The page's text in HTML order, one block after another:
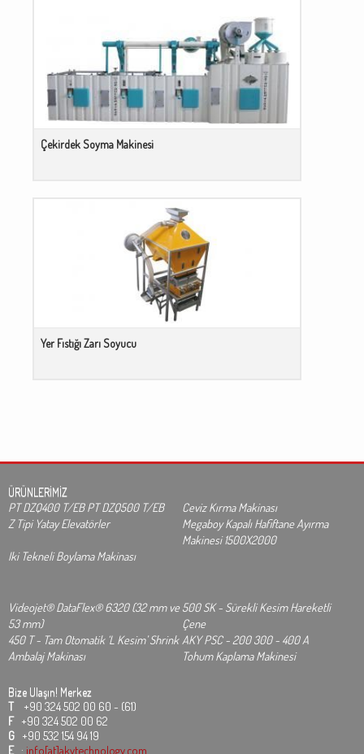
Çekirdek Soyma Makinesi
Yer Fıstığı Zarı Soyucu
ÜRÜNLERİMİZ
PT DZQ400 T/EB PT DZQ500 T/EB
Ceviz Kırma Makinası
Z Tipi Yatay Elevatörler
Megaboy Kapalı Hafiftane Ayırma
Makinesi 1500X2000
Iki Tekneli Boylama Makinası
Videojet® DataFlex® 6320 (32 mm ve
53 mm)
500 SK - Sürekli Kesim Hareketli
Çene
450 T - Tam Otomatik ‘L Kesim’ Shrink
Ambalaj Makinası
AKY PSC - 200 300 - 400 A
Tohum Kaplama Makinesi
Bize Ulaşın! Merkez
T +90 324 502 00 60 - (61)
F +90 324 502 00 62
G +90 532 154 94 19
E : info[at]akytechnology.com